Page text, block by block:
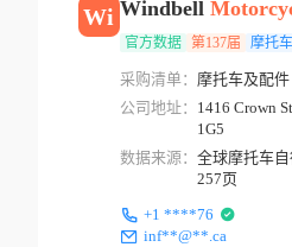
Wi Windbell
官方数据 第137届 摩托车
采购清单： 摩托车及配件
公司地址： 1416 Crown
1G5
数据来源： 全球摩托车
257页
+1 ****76
inf**@**.ca